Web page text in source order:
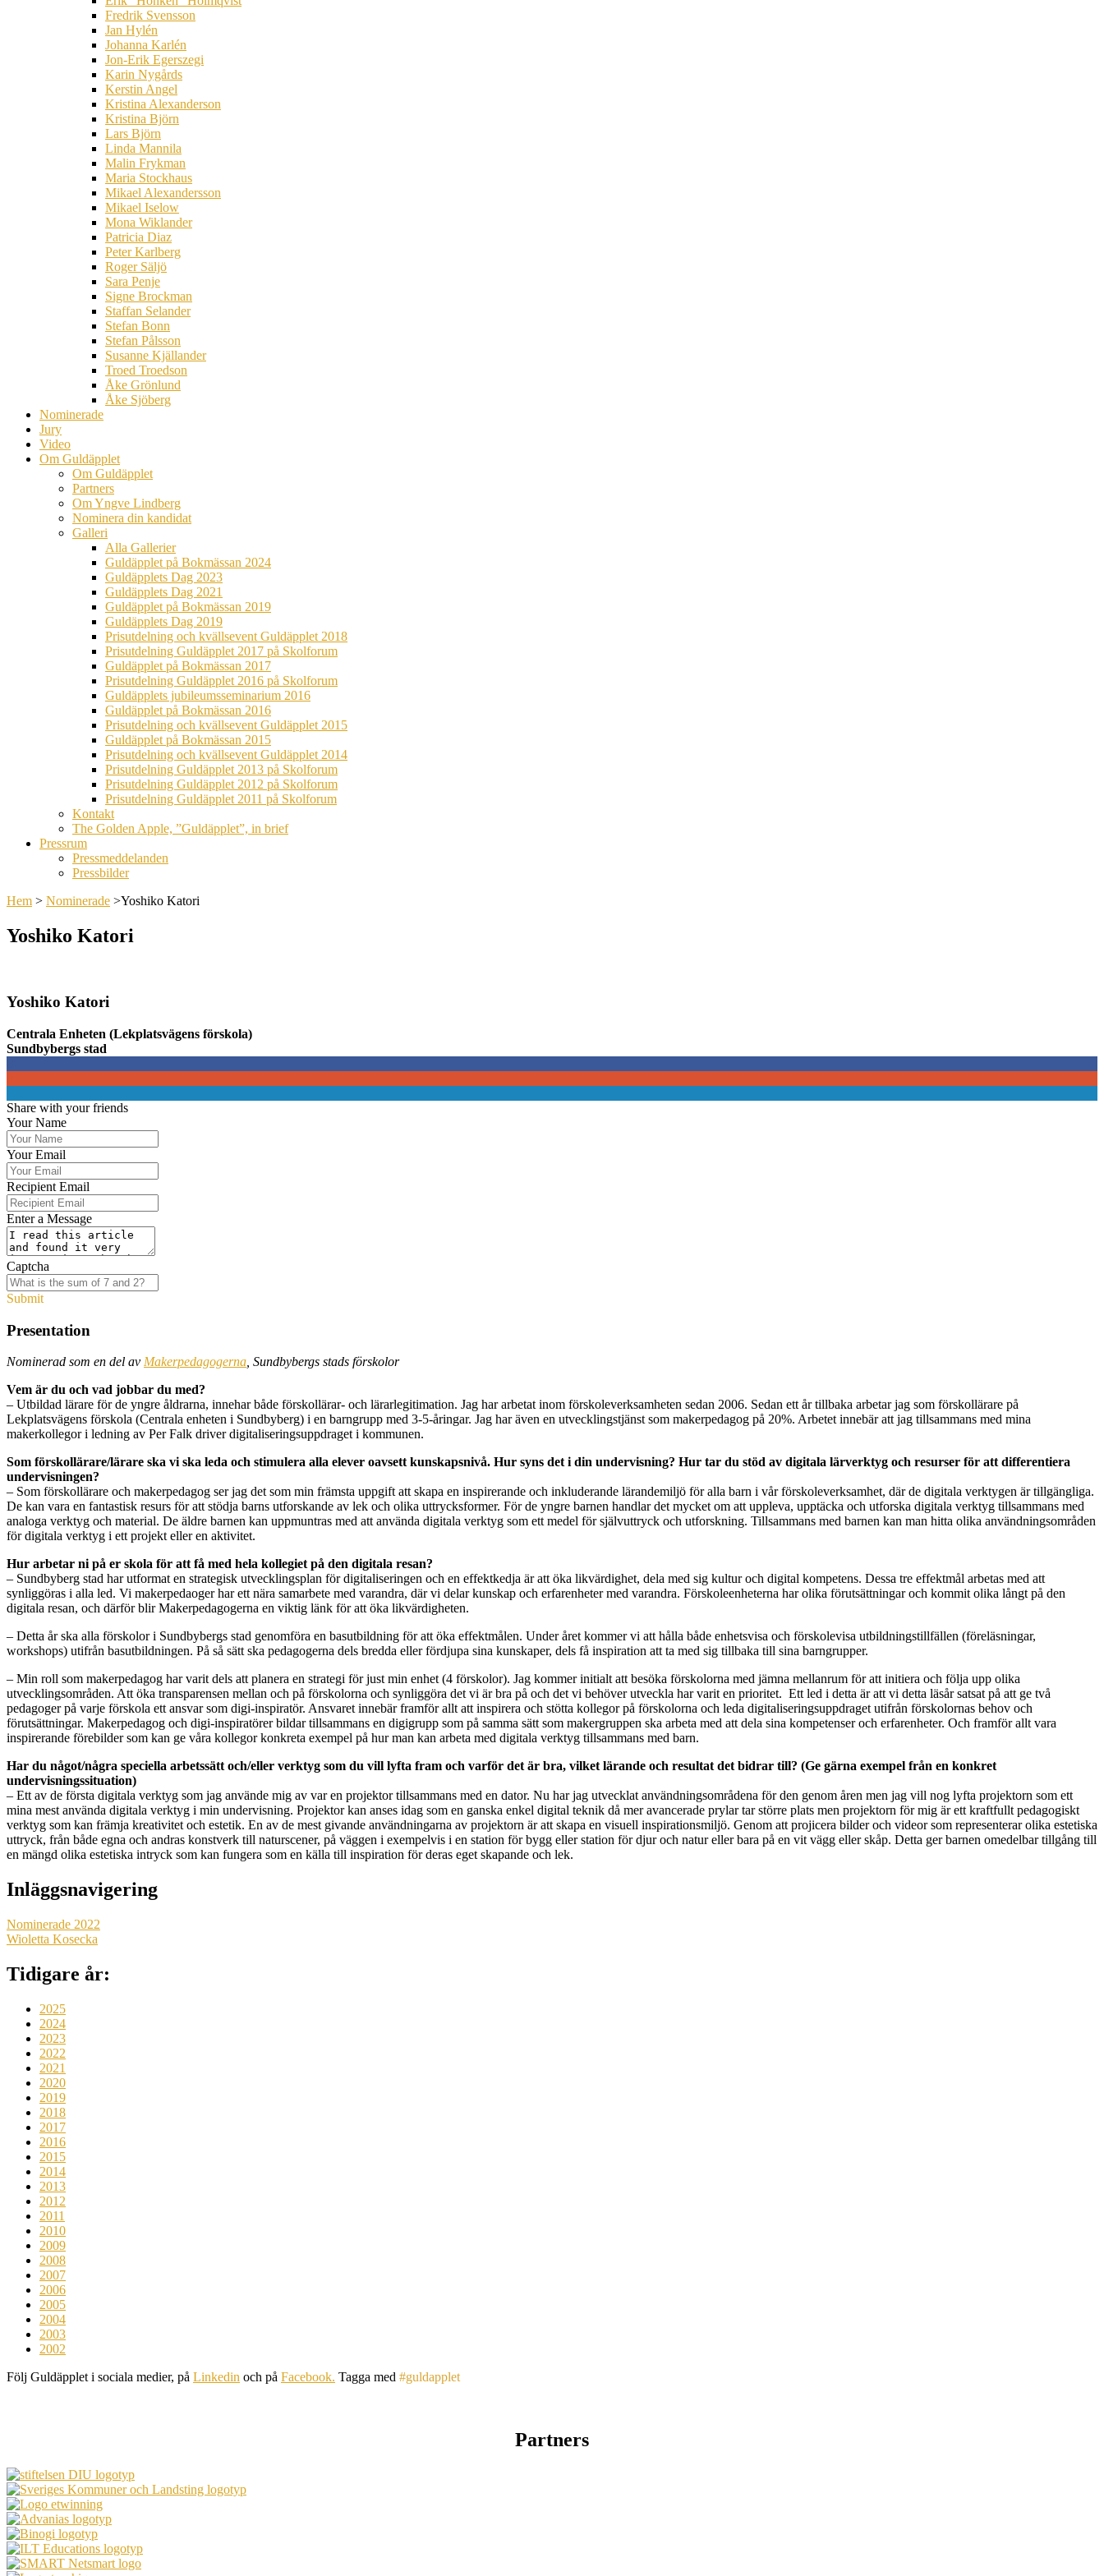
Fredrik Svensson
Jan Hylén
Johanna Karlén
Jon-Erik Egerszegi
Karin Nygårds
Kerstin Angel
Kristina Alexanderson
Kristina Björn
Lars Björn
Linda Mannila
Malin Frykman
Maria Stockhaus
Mikael Alexandersson
Mikael Iselow
Mona Wiklander
Patricia Diaz
Peter Karlberg
Roger Säljö
Sara Penje
Signe Brockman
Staffan Selander
Stefan Bonn
Stefan Pålsson
Susanne Kjällander
Troed Troedson
Åke Grönlund
Åke Sjöberg
Nominerade
Jury
Video
Om Guldäpplet
Om Guldäpplet
Partners
Om Yngve Lindberg
Nominera din kandidat
Galleri
Alla Gallerier
Guldäpplet på Bokmässan 2024
Guldäpplets Dag 2023
Guldäpplets Dag 2021
Guldäpplet på Bokmässan 2019
Guldäpplets Dag 2019
Prisutdelning och kvällsevent Guldäpplet 2018
Prisutdelning Guldäpplet 2017 på Skolforum
Guldäpplet på Bokmässan 2017
Prisutdelning Guldäpplet 2016 på Skolforum
Guldäpplets jubileumsseminarium 2016
Guldäpplet på Bokmässan 2016
Prisutdelning och kvällsevent Guldäpplet 2015
Guldäpplet på Bokmässan 2015
Prisutdelning och kvällsevent Guldäpplet 2014
Prisutdelning Guldäpplet 2013 på Skolforum
Prisutdelning Guldäpplet 2012 på Skolforum
Prisutdelning Guldäpplet 2011 på Skolforum
Kontakt
The Golden Apple, ”Guldäpplet”, in brief
Pressrum
Pressmeddelanden
Pressbilder
Hem > Nominerade >Yoshiko Katori
Yoshiko Katori
Yoshiko Katori
Centrala Enheten (Lekplatsvägens förskola)
Sundbybergs stad
Share with your friends
Your Name
Your Email
Recipient Email
Enter a Message
Captcha
Submit
Presentation
Nominerad som en del av Makerpedagogerna , Sundbybergs stads förskolor
Vem är du och vad jobbar du med?
– Utbildad lärare för de yngre åldrarna, innehar både förskollärar- och lärarlegitimation. Jag har arbetat inom förskoleverksamheten sedan 2006. Sedan ett år tillbaka arbetar jag som förskollärare på
Lekplatsvägens förskola (Centrala enheten i Sundbyberg) i en barngrupp med 3-5-åringar. Jag har även en utvecklingstjänst som makerpedagog på 20%. Arbetet innebär att jag tillsammans med mina
makerkollegor i ledning av Per Falk driver digitaliseringsuppdraget i kommunen.
Som förskollärare/lärare ska vi ska leda och stimulera alla elever oavsett kunskapsnivå. Hur syns det i din undervisning? Hur tar du stöd av digitala lärverktyg och resurser för att differentiera
undervisningen?
– Som förskollärare och makerpedagog ser jag det som min främsta uppgift att skapa en inspirerande och inkluderande lärandemiljö för alla barn i vår förskoleverksamhet, där de digitala verktygen är tillgängliga.
De kan vara en fantastisk resurs för att stödja barns utforskande av lek och olika uttrycksformer. För de yngre barnen handlar det mycket om att uppleva, upptäcka och utforska digitala verktyg tillsammans med
analoga verktyg och material. De äldre barnen kan uppmuntras med att använda digitala verktyg som ett medel för självuttryck och utforskning. Tillsammans med barnen kan man hitta olika användningsområden
för digitala verktyg i ett projekt eller en aktivitet.
Hur arbetar ni på er skola för att få med hela kollegiet på den digitala resan?
– Sundbyberg stad har utformat en strategisk utvecklingsplan för digitaliseringen och en effektkedja är att öka likvärdighet, dela med sig kultur och digital kompetens. Dessa tre effektmål arbetas med att
synliggöras i alla led. Vi makerpedaoger har ett nära samarbete med varandra, där vi delar kunskap och erfarenheter med varandra. Förskoleenheterna har olika förutsättningar och kommit olika långt på den
digitala resan, och därför blir Makerpedagogerna en viktig länk för att öka likvärdigheten.
– Detta år ska alla förskolor i Sundbybergs stad genomföra en basutbildning för att öka effektmålen. Under året kommer vi att hålla både enhetsvisa och förskolevisa utbildningstillfällen (föreläsningar,
workshops) utifrån basutbildningen. På så sätt ska pedagogerna dels bredda eller fördjupa sina kunskaper, dels få inspiration att ta med sig tillbaka till sina barngrupper.
– Min roll som makerpedagog har varit dels att planera en strategi för just min enhet (4 förskolor). Jag kommer initialt att besöka förskolorna med jämna mellanrum för att initiera och följa upp olika
utvecklingsområden. Att öka transparensen mellan och på förskolorna och synliggöra det vi är bra på och det vi behöver utveckla har varit en prioritet. Ett led i detta är att vi detta läsår satsat på att ge två
pedagoger på varje förskola ett ansvar som digi-inspiratör. Ansvaret innebär framför allt att inspirera och stötta kollegor på förskolorna och leda digitaliseringsuppdraget utifrån förskolornas behov och
förutsättningar. Makerpedagog och digi-inspiratörer bildar tillsammans en digigrupp som på samma sätt som makergruppen ska arbeta med att dela sina kompetenser och erfarenheter. Och framför allt vara
inspirerande förebilder som kan ge våra kollegor konkreta exempel på hur man kan arbeta med digitala verktyg tillsammans med barn.
Har du något/några speciella arbetssätt och/eller verktyg som du vill lyfta fram och varför det är bra, vilket lärande och resultat det bidrar till? (Ge gärna exempel från en konkret
undervisningssituation)
– Ett av de första digitala verktyg som jag använde mig av var en projektor tillsammans med en dator. Nu har jag utvecklat användningsområdena för den genom åren men jag vill nog lyfta projektorn som ett
mina mest använda digitala verktyg i min undervisning. Projektor kan anses idag som en ganska enkel digital teknik då mer avancerade prylar tar större plats men projektorn för mig är ett kraftfullt pedagogiskt
verktyg som kan främja kreativitet och estetik. En av de mest givande användningarna av projektorn är att skapa en visuell inspirationsmiljö. Genom att projicera bilder och videor som representerar olika estetiska
uttryck, från både egna och andras konstverk till naturscener, på väggen i exempelvis i en station för bygg eller station för djur och natur eller bara på en vit vägg eller skåp. Detta ger barnen omedelbar tillgång till
en mängd olika estetiska intryck som kan fungera som en källa till inspiration för deras eget skapande och lek.
Inläggsnavigering
Nominerade 2022
Wioletta Kosecka
Tidigare år:
2025
2024
2023
2022
2021
2020
2019
2018
2017
2016
2015
2014
2013
2012
2011
2010
2009
2008
2007
2006
2005
2004
2003
2002
Följ Guldäpplet i sociala medier, på Linkedin och på Facebook. Tagga med #guldapplet
Partners